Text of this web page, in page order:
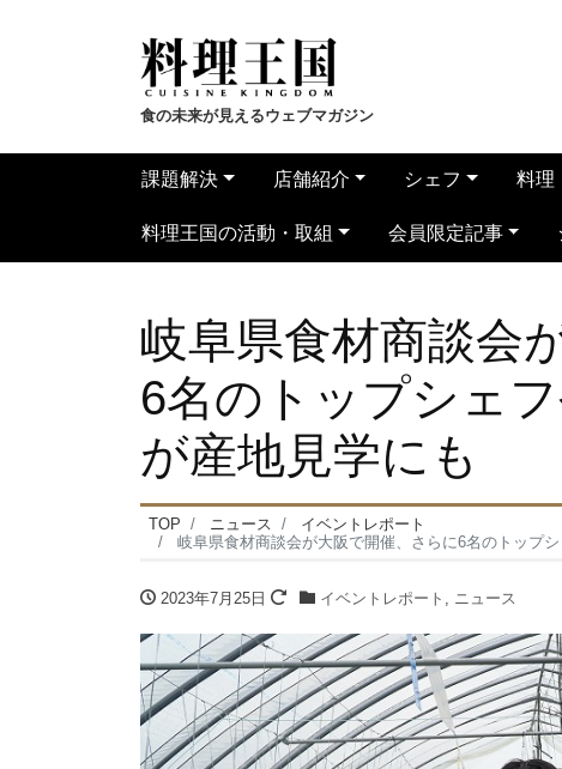
食の未来が見えるウェブマガジン
課題解決 店舗紹介 シェフ 料理
料理王国の活動・取組 会員限定記事
岐阜県食材商談会
6名のトップシェ
が産地見学にも
TOP ニュース
イベントレポート
岐阜県食材商談会が大阪で開催、さらに6名のトップ
2023年7月25日 イベントレポート , ニュース